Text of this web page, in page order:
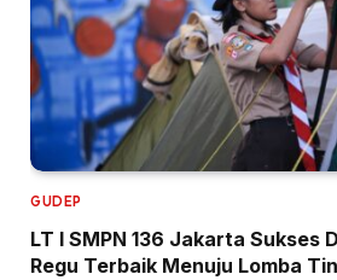
GUDEP
LT I SMPN 136 Jakarta Sukses
Regu Terbaik Menuju Lomba